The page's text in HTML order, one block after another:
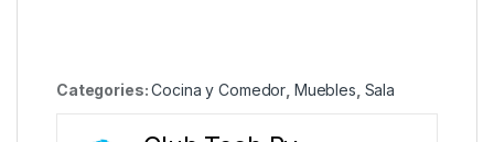
Categories:Cocina y Comedor Muebles Sala